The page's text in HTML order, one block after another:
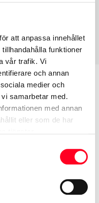
att anpassa innehållet
funktioner
vår trafik. Vi
och annan
medier och
samarbetar med.
med annan
eller som de har
bil?
att se om det däck
du köper däck som
ha bytts ut under
dimension som